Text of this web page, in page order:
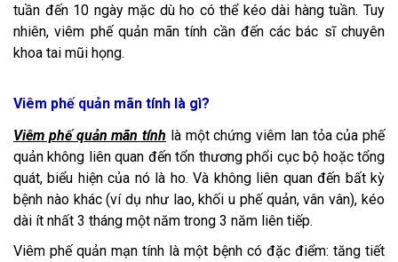
tuần đến 10 ngày mặc dù ho có thể kéo dài hàng tuần. Tuy
nhiên, viêm phế quản mãn tính cần đến các bác sĩ chuyên
khoa tai mũi họng.
Viêm phế quản mãn tính là gì?
Viêm phế quản mãn tính là một chứng viêm lan tỏa của phế
quản không liên quan đến tổn thương phổi cục bộ hoặc tổng
quát, biểu hiện của nó là ho. Và không liên quan đến bất kỳ
bệnh nào khác (ví dụ như lao, khối u phế quản, vân vân), kéo
dài ít nhất 3 tháng một năm trong 3 năm liên tiếp.
Viêm phế quản mạn tính là một bệnh có đặc điểm: tăng tiết